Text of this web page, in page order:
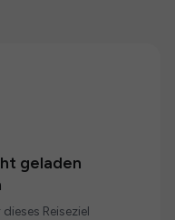
geladen
Reiseziel